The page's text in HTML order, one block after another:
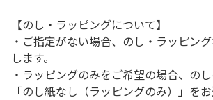
【のし・ラッピングについて】
・ご指定がない場合、のし・ラッピン
します。
・ラッピングのみをご希望の場合、の
「のし紙なし（ラッピングのみ）」を